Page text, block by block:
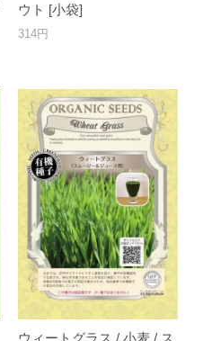
ウト [小袋]
314円
ウィートグラス / 小麦 / ス